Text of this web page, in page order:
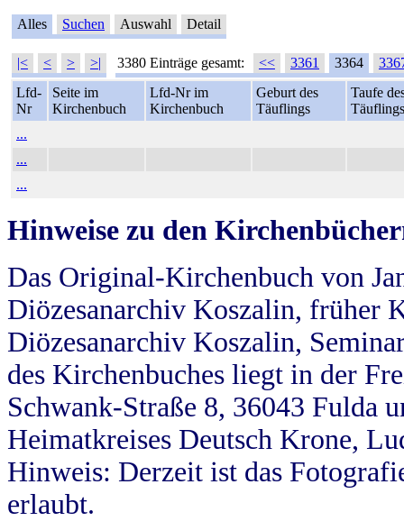
Alles Suchen Auswahl Detail
|< < > >| 3380 Einträge gesamt: << 3361 3364
Lfd-
Nr
Seite im
Kirchenbuch
Lfd-Nr im
Kirchenbuch
Geburt des
Täuflings
Taufe
Täuflings
...
...
...
Hinweise zu den
Das Original-Kirchenbuch von
Diözesanarchiv Koszalin, früher
Diözesanarchiv Koszalin,
des Kirchenbuches liegt in der
Schwank-Straße 8, 36043 Fulda
Heimatkreises Deutsch Krone,
Hinweis: Derzeit ist das
erlaubt.